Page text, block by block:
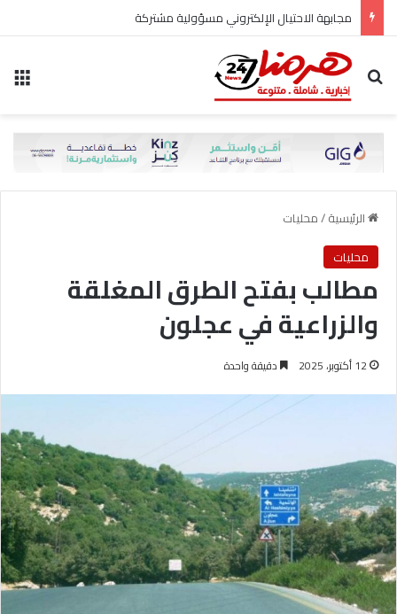
مجابهة الاحتيال الإلكتروني مسؤولية مشتركة
بحث عن
الرئيسية/محليات
محليات
مطالب بفتح الطرق المغلقة
والزراعية في عجلون
12 أكتوبر، 2025 دقيقة واحدة